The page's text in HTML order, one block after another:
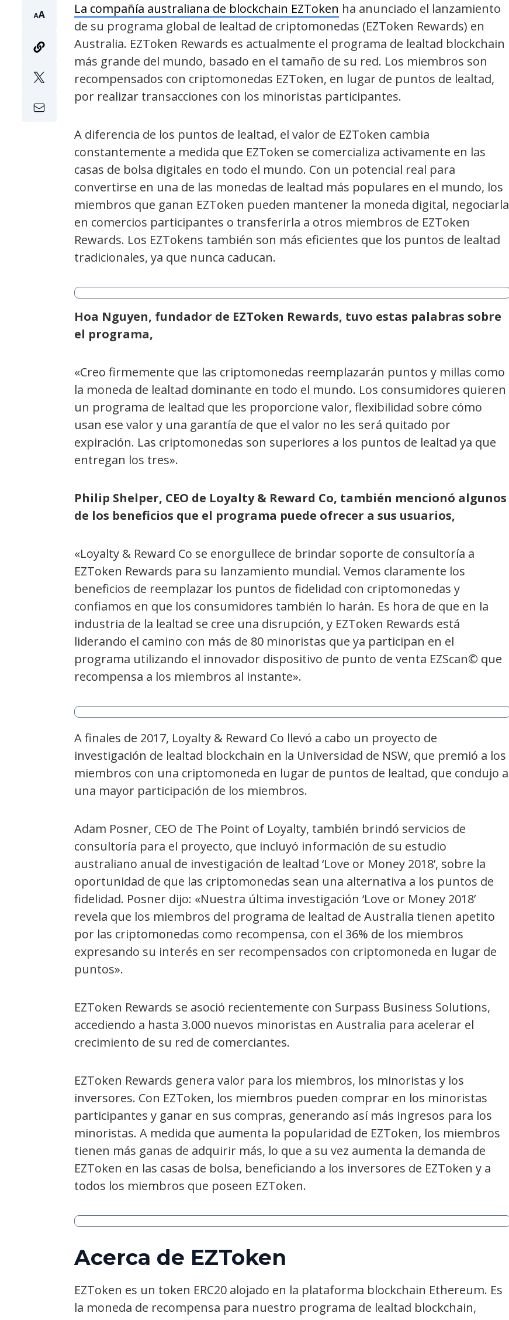
La compañía australiana de blockchain EZToken ha anunciado el lanzamiento
de su programa global de lealtad de criptomonedas (EZToken Rewards) en
Australia. EZToken Rewards es actualmente el programa de lealtad blockchain
más grande del mundo, basado en el tamaño de su red. Los miembros son
recompensados con criptomonedas EZToken, en lugar de puntos de lealtad,
por realizar transacciones con los minoristas participantes.
A diferencia de los puntos de lealtad, el valor de EZToken cambia
constantemente a medida que EZToken se comercializa activamente en las
casas de bolsa digitales en todo el mundo. Con un potencial real para
convertirse en una de las monedas de lealtad más populares en el mundo, los
miembros que ganan EZToken pueden mantener la moneda digital, negociarla
en comercios participantes o transferirla a otros miembros de EZToken
Rewards. Los EZTokens también son más eficientes que los puntos de lealtad
tradicionales, ya que nunca caducan.
Hoa Nguyen, fundador de EZToken Rewards, tuvo estas palabras sobre
el programa,
«Creo firmemente que las criptomonedas reemplazarán puntos y millas como
la moneda de lealtad dominante en todo el mundo. Los consumidores quieren
un programa de lealtad que les proporcione valor, flexibilidad sobre cómo
usan ese valor y una garantía de que el valor no les será quitado por
expiración. Las criptomonedas son superiores a los puntos de lealtad ya que
entregan los tres».
Philip Shelper, CEO de Loyalty & Reward Co, también mencionó algunos
de los beneficios que el programa puede ofrecer a sus usuarios,
«Loyalty & Reward Co se enorgullece de brindar soporte de consultoría a
EZToken Rewards para su lanzamiento mundial. Vemos claramente los
beneficios de reemplazar los puntos de fidelidad con criptomonedas y
confiamos en que los consumidores también lo harán. Es hora de que en la
industria de la lealtad se cree una disrupción, y EZToken Rewards está
liderando el camino con más de 80 minoristas que ya participan en el
programa utilizando el innovador dispositivo de punto de venta EZScan© que
recompensa a los miembros al instante».
A finales de 2017, Loyalty & Reward Co llevó a cabo un proyecto de
investigación de lealtad blockchain en la Universidad de NSW, que premió a los
miembros con una criptomoneda en lugar de puntos de lealtad, que condujo a
una mayor participación de los miembros.
Adam Posner, CEO de The Point of Loyalty, también brindó servicios de
consultoría para el proyecto, que incluyó información de su estudio
australiano anual de investigación de lealtad ‘Love or Money 2018’, sobre la
oportunidad de que las criptomonedas sean una alternativa a los puntos de
fidelidad. Posner dijo: «Nuestra última investigación ‘Love or Money 2018’
revela que los miembros del programa de lealtad de Australia tienen apetito
por las criptomonedas como recompensa, con el 36% de los miembros
expresando su interés en ser recompensados con criptomoneda en lugar de
puntos».
EZToken Rewards se asoció recientemente con Surpass Business Solutions,
accediendo a hasta 3.000 nuevos minoristas en Australia para acelerar el
crecimiento de su red de comerciantes.
EZToken Rewards genera valor para los miembros, los minoristas y los
inversores. Con EZToken, los miembros pueden comprar en los minoristas
participantes y ganar en sus compras, generando así más ingresos para los
minoristas. A medida que aumenta la popularidad de EZToken, los miembros
tienen más ganas de adquirir más, lo que a su vez aumenta la demanda de
EZToken en las casas de bolsa, beneficiando a los inversores de EZToken y a
todos los miembros que poseen EZToken.
Acerca de EZToken
EZToken es un token ERC20 alojado en la plataforma blockchain Ethereum. Es
la moneda de recompensa para nuestro programa de lealtad blockchain,